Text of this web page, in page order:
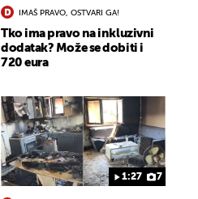
IMAŠ PRAVO, OSTVARI GA!
Tko ima pravo na inkluzivni
dodatak? Može se dobiti i
720 eura
1:27 7